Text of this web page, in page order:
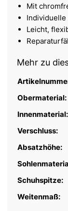
Mit
Leicht,
Mehr zu
Obermaterial:
Innenmaterial:
Verschluss:
Absatzhöhe:
Schuhspitze:
Weitenmaß: